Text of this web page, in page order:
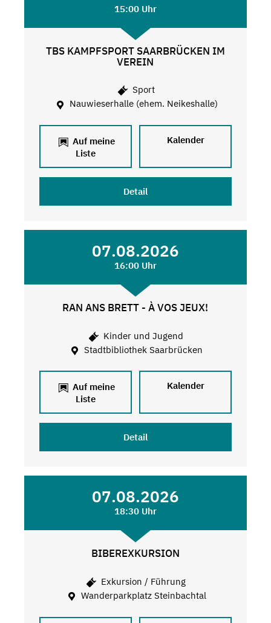
15:00 Uhr
TBS KAMPFSPORT SAARBRÜCKEN IM
VEREIN
Sport
Nauwieserhalle (ehem. Neikeshalle)
Auf meine
Liste
Kalender
Detail
07.08.2026
16:00 Uhr
RAN ANS BRETT - À VOS JEUX!
Kinder und Jugend
Stadtbibliothek Saarbrücken
Auf meine
Liste
Kalender
Detail
07.08.2026
18:30 Uhr
BIBEREXKURSION
Exkursion / Führung
Wanderparkplatz Steinbachtal